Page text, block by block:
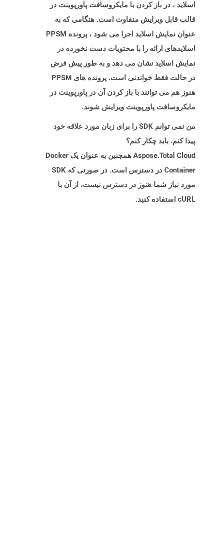
اسلاید ، در باز کردن با مایکروسافت پاورپوینت در
قالب قابل ویرایش متفاوت است. هنگامی که به
عنوان نمایش اسلاید اجرا می شود ، پرونده PPSM
اسلایدهای ارائه را با محتویات دست نخورده در
نمایش اسلاید نشان می دهد و به طور پیش فرض
در حالت فقط خواندنی است. پرونده های PPSM
هنوز هم می توانند با باز کردن آن در پاورپوینت در
مایکروسافت پاورپوینت ویرایش شوند.
من نمی توانم SDK را برای زبان مورد علاقه خود
پیدا کنم. باید چکار کنم؟
Aspose.Total Cloud همچنین به عنوان یک Docker
Container در دسترس است. در صورتی که SDK
مورد نیاز شما هنوز در دسترس نیست، از آن با
cURL استفاده کنید.